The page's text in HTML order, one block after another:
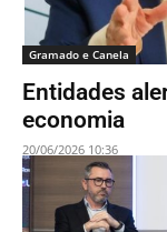
Gramado e Canela
Entidades
economia
20/06/2026 10:36